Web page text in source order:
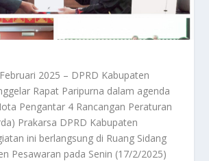
2025 – DPRD Kabupaten
Rapat Paripurna dalam agenda
Pengantar 4 Rancangan Peraturan
Prakarsa DPRD Kabupaten
ini berlangsung di Ruang Sidang
Pesawaran pada Senin (17/2/2025)